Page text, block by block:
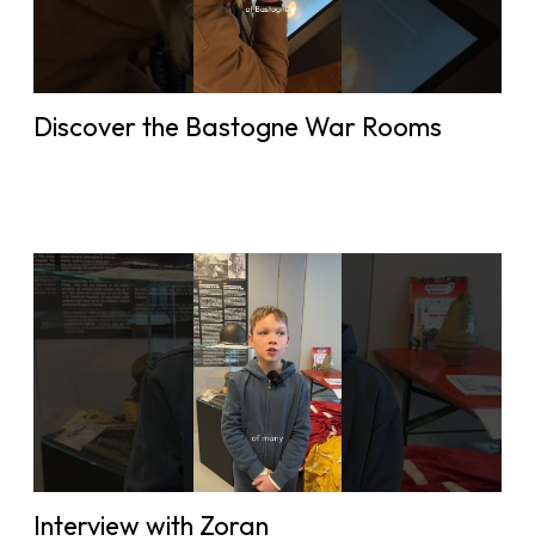
Discover the Bastogne War Rooms
Interview with Zoran